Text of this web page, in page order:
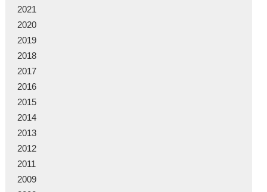
2021
2020
2019
2018
2017
2016
2015
2014
2013
2012
2011
2009